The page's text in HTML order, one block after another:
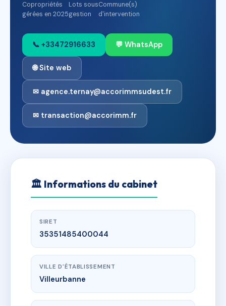
Copropriétés
gérées en 2025
Lots sous
gestion
Commune(s)
d'intervention
📞 +33472916633 💬 WhatsApp
🌐 Site web
✉ agence.ternay@accorimmsudest.fr
✉ transaction@accorimm.fr
🏛 Informations du cabinet
SIRET
35351485400044
VILLE D'ÉTABLISSEMENT
Villeurbanne